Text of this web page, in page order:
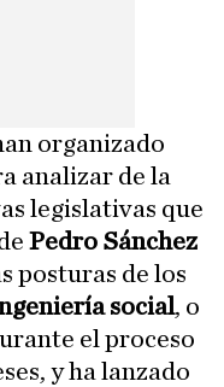
organizado
analizar de la
legislativas que
Pedro Sánchez
posturas de los
social, o
el proceso
y ha lanzado